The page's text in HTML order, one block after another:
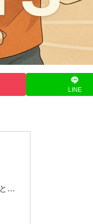
LINE
…